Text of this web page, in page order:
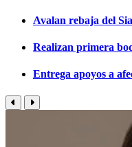
Avalan rebaja del
Realizan primera
Entrega apoyos a